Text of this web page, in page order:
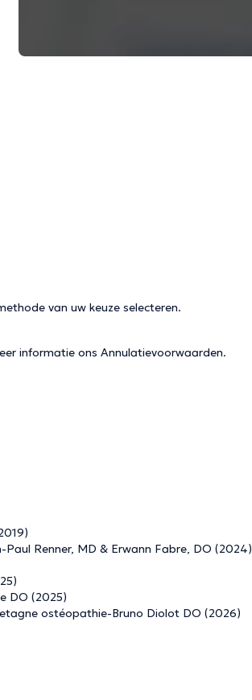
van uw keuze selecteren.
informatie ons Annulatievoorwaarden.
Renner, MD & Erwann Fabre, DO (2024)
DO (2025)
ostéopathie-Bruno Diolot DO (2026)